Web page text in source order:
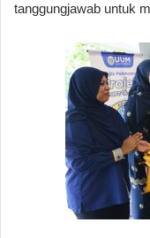
tanggungjawab untuk